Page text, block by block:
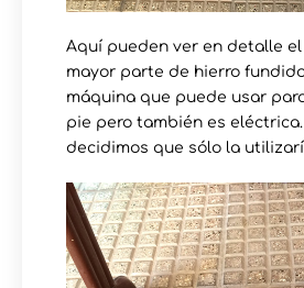
Aquí pueden ver en detalle el
mayor parte de hierro
máquina que puede usar
pie pero también es
decidimos que sólo la